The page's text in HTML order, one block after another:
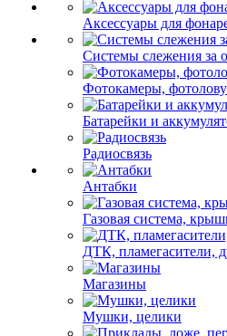
Аксессуары для
Системы слежения за
Фотокамеры,
Батарейки и
Радиосвязь
Антабки
Газовая система,
ДТК, пламегасители,
Магазины
Мушки, целики